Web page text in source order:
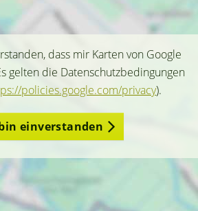
dass mir Karten von Google
gelten die Datenschutzbedingungen
policies.google.com/privacy).
einverstanden